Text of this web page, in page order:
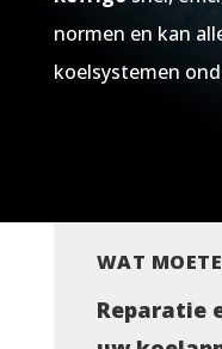
normen en kan
koelsystemen
WAT
Reparatie